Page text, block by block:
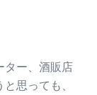
ター、酒販店
思っても、